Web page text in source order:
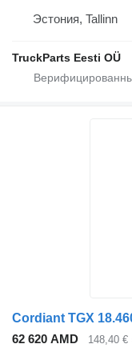
Эстония, Tallinn
TruckParts Eesti OÜ
62 620 AMD 148,40 €